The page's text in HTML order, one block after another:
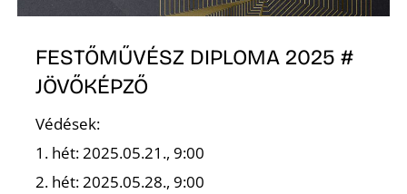
FESTŐMŰVÉSZ DIPLOMA 2025 #
JÖVŐKÉPZŐ
Védések:
1. hét: 2025.05.21., 9:00
2. hét: 2025.05.28., 9:00